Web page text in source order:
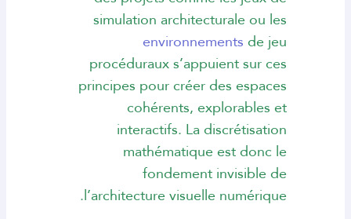
simulation architecturale ou les
environnements de jeu
procéduraux s’appuient sur ces
principes pour créer des espaces
cohérents, explorables et
interactifs. La discrétisation
mathématique est donc le
fondement invisible de
l’architecture visuelle numérique.